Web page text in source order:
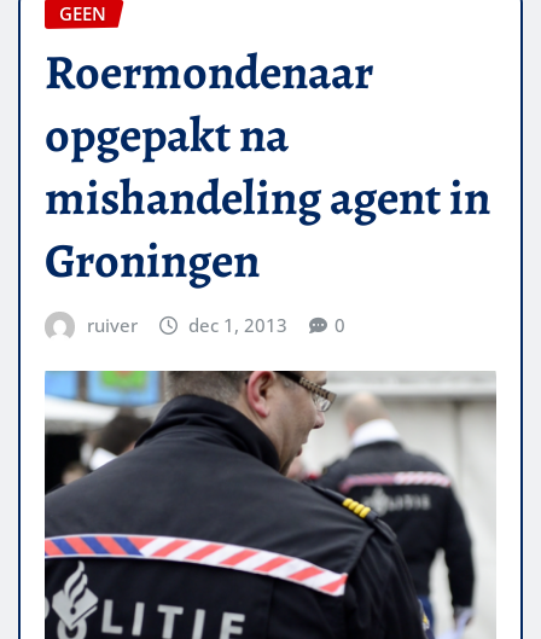
GEEN
Roermondenaar
opgepakt na
mishandeling agent in
Groningen
ruiver dec 1, 2013 0